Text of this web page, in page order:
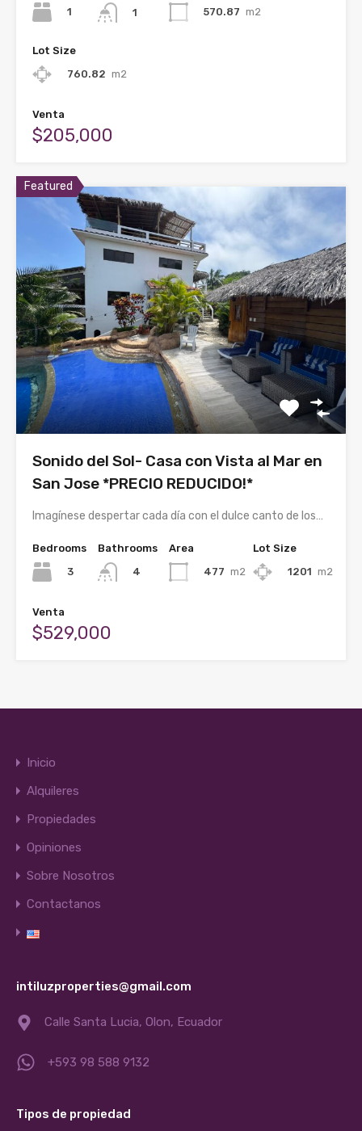
1
1
570.87 m2
Lot Size
760.82 m2
Venta
$205,000
Featured
Sonido del Sol- Casa con Vista al Mar en
San Jose *PRECIO REDUCIDO!*
Imagínese despertar cada día con el dulce canto de los…
Bedrooms
3
Bathrooms
4
Area
477 m2
Lot Size
1201 m2
Venta
$529,000
Inicio
Alquileres
Propiedades
Opiniones
Sobre Nosotros
Contactanos
intiluzproperties@gmail.com
Calle Santa Lucia, Olon, Ecuador
+593 98 588 9132
Tipos de propiedad